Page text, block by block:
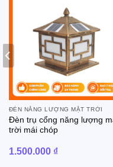
ĐÈN NĂNG LƯỢNG MẶT TRỜI
Đèn trụ cổng năng lượng
trời mái chóp
1.500.000 ₫